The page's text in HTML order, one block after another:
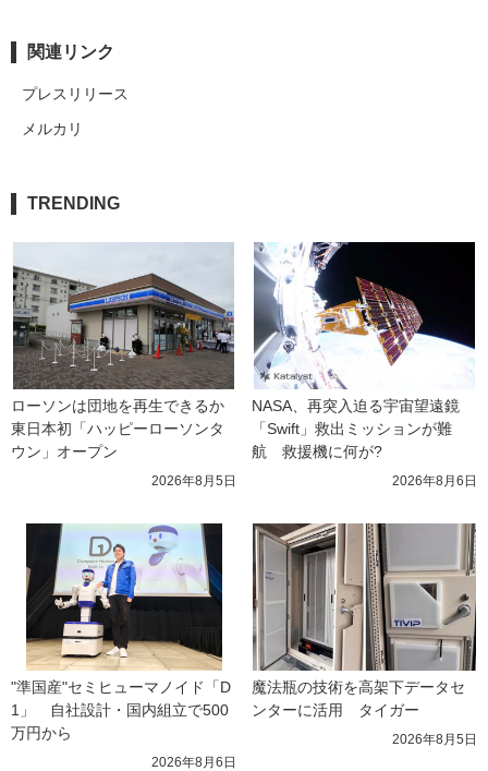
関連リンク
プレスリリース
メルカリ
TRENDING
ローソンは団地を再生できるか
東日本初「ハッピーローソンタ
ウン」オープン
2026年8月5日
NASA、再突入迫る宇宙望遠鏡
「Swift」救出ミッションが難
航　救援機に何が?
2026年8月6日
"準国産"セミヒューマノイド「D
1」　自社設計・国内組立で500
万円から
2026年8月6日
魔法瓶の技術を高架下データセ
ンターに活用　タイガー
2026年8月5日